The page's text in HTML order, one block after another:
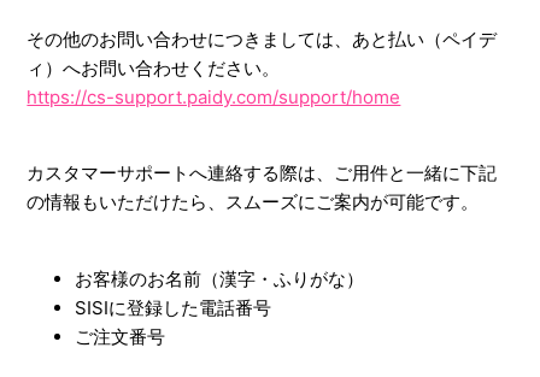
その他のお問い合わせにつきましては、あと払い（ペイデ
ィ）へお問い合わせください。
https://cs-support.paidy.com/support/home
カスタマーサポートへ連絡する際は、ご用件と一緒に下記
の情報もいただけたら、スムーズにご案内が可能です。
お客様のお名前（漢字・ふりがな）
SISIに登録した電話番号
ご注文番号